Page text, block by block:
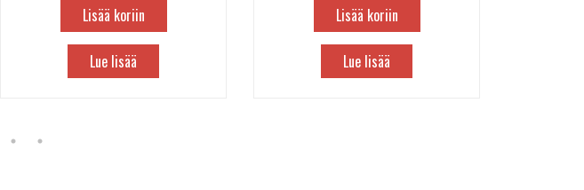
Lisää koriin
Lue lisää
Lisää koriin
Lue lisää